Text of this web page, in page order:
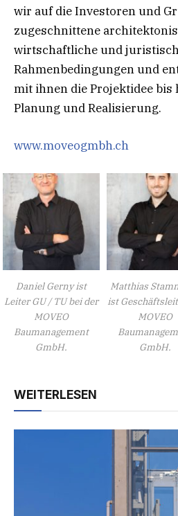
wir auf die Investoren und
zugeschnittene
wirtschaftliche und
Rahmenbedingungen und
mit ihnen die Projektidee
Planung und Realisierung.
www.moveogmbh.ch
Daniel Gerny ist
Leiter GU / TU bei der
MOVEO
Baumanagement
GmbH.
Matthias
ist
MOVEO
GmbH.
WEITERLESEN